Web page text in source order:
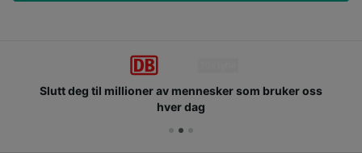
Slutt deg til millioner av mennesker som bruker oss
hver dag